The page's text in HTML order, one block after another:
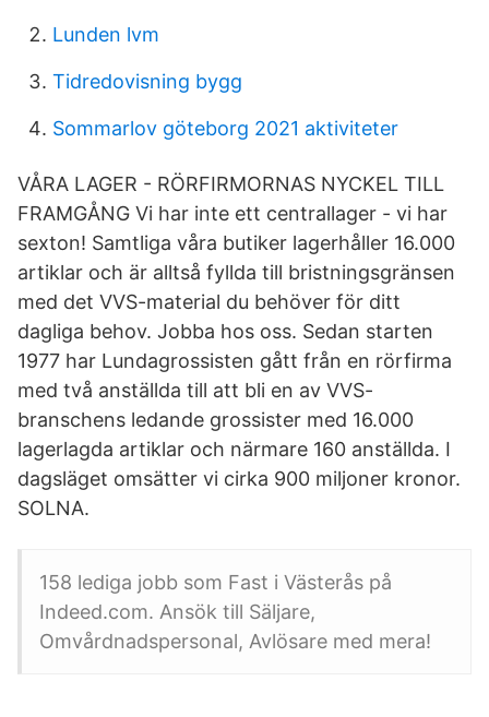
Lunden lvm
Tidredovisning bygg
Sommarlov göteborg 2021 aktiviteter
VÅRA LAGER - RÖRFIRMORNAS NYCKEL TILL
FRAMGÅNG Vi har inte ett centrallager - vi har
sexton! Samtliga våra butiker lagerhåller 16.000
artiklar och är alltså fyllda till bristningsgränsen
med det VVS-material du behöver för ditt
dagliga behov. Jobba hos oss. Sedan starten
1977 har Lundagrossisten gått från en rörfirma
med två anställda till att bli en av VVS-
branschens ledande grossister med 16.000
lagerlagda artiklar och närmare 160 anställda. I
dagsläget omsätter vi cirka 900 miljoner kronor.
SOLNA.
158 lediga jobb som Fast i Västerås på
Indeed.com. Ansök till Säljare,
Omvårdnadspersonal, Avlösare med mera!